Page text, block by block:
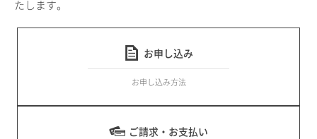
たします。
お申し込み
お申し込み方法
ご請求・お支払い